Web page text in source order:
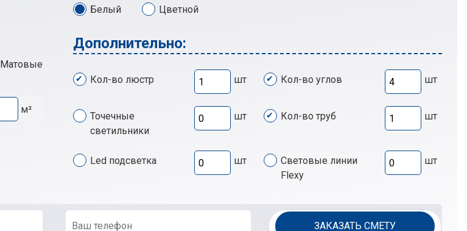
Матовые
м²
Белый Цветной
Дополнительно:
Кол-во люстр шт Кол-во углов шт
Точечные
светильники
шт Кол-во труб шт
Led подсветка шт
Световые линии
Flexy
шт
ЗАКАЗАТЬ СМЕТУ